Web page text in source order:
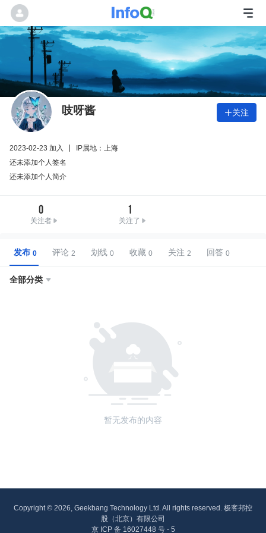
吱呀酱 关注
2023-02-23 加入
IP属地：上海
还未添加个人签名
还未添加个人简介
0
关注者
1
关注了
发布 评论 划线 收藏 关注 回答
全部分类 
暂无发布的内容
Copyright © 2026, Geekbang Technology Ltd. All rights reserved. 极客邦控
股（北京）有限公司
京 ICP 备 16027448 号 - 5